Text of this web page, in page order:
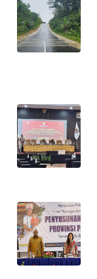
BANTEN
WN
KEPRI
WN
PAPUA
WN
PAPUA
BARAT
WN